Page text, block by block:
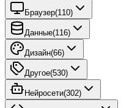
Браузер(110)
Данные(116)
Дизайн(66)
Другое(530)
Нейросети(302)